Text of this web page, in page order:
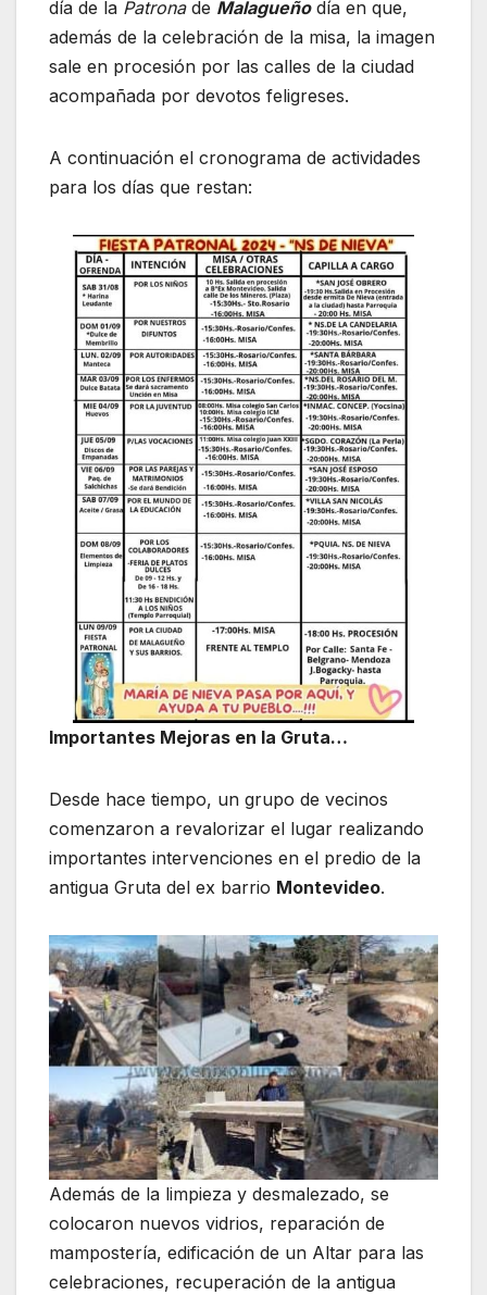
día de la Patronade Malagueñodía en que,
además de la celebración de la misa, la imagen
sale en procesión por las calles de la ciudad
acompañada por devotos feligreses.
A continuación el cronograma de actividades
para los días que restan:
Importantes Mejoras en la Gruta…
Desde hace tiempo, un grupo de vecinos
comenzaron a revalorizar el lugar realizando
importantes intervenciones en el predio de la
antigua Gruta del ex barrio Montevideo.
Además de la limpieza y desmalezado, se
colocaron nuevos vidrios, reparación de
mampostería, edificación de un Altar para las
celebraciones, recuperación de la antigua